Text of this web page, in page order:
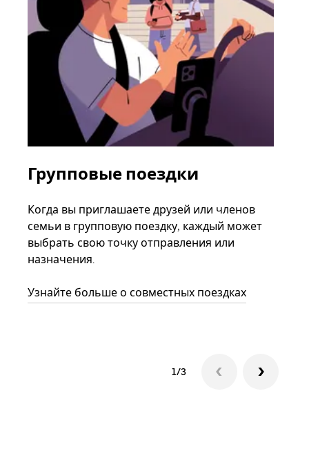
Групповые поездки
Когда вы приглашаете друзей или членов
семьи в групповую поездку, каждый может
выбрать свою точку отправления или
назначения.
Узнайте больше о совместных поездках
1/3